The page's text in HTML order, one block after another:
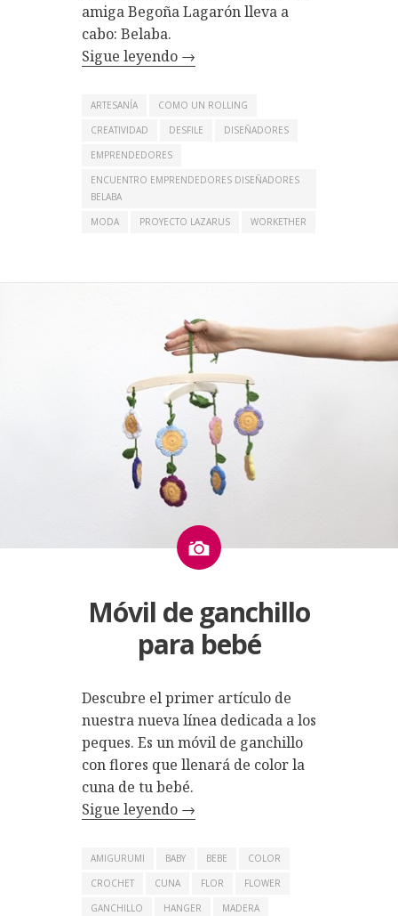
amiga Begoña Lagarón lleva a
cabo: Belaba.
Sigue leyendo →
ARTESANÍA
COMO UN ROLLING
CREATIVIDAD
DESFILE
DISEÑADORES
EMPRENDEDORES
ENCUENTRO EMPRENDEDORES DISEÑADORES
BELABA
MODA
PROYECTO LAZARUS WORKETHER
Imagen
Móvil de ganchillo
para bebé
Descubre el primer artículo de
nuestra nueva línea dedicada a los
peques. Es un móvil de ganchillo
con flores que llenará de color la
cuna de tu bebé.
Sigue leyendo →
AMIGURUMI BABY BEBE
COLOR
CROCHET
CUNA FLOR
FLOWER
GANCHILLO
HANGER
MADERA